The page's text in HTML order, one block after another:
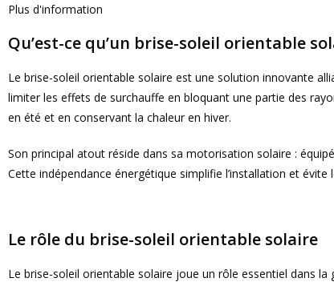
Plus d'information
Qu’est-ce qu’un brise-soleil orientable
Le brise-soleil orientable solaire est une solution innovante
limiter les effets de surchauffe en bloquant une partie des
en été et en conservant la chaleur en hiver.
Son principal atout réside dans sa motorisation solaire :
Cette indépendance énergétique simplifie l’installation et
Le rôle du brise-soleil orientable solaire
Le brise-soleil orientable solaire joue un rôle essentiel dans